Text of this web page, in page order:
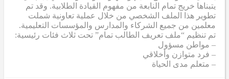
يتبناها خريج تمام النابعة من مفهوم القيادة الطلابية. وقد تم
تطوير هذا الملف الشخصي من خلال عملية تعاونية شملت
معلمين من جميع الشركاء والمدارس والمؤسسات التعليمية.
تم تنظيم “ملف تعريف الطالب تمام” تحت ثلاث فئات رئيسية:
– مواطن مسؤول
– فرد متوازن وأخلاقي
– متعلم مدى الحياة